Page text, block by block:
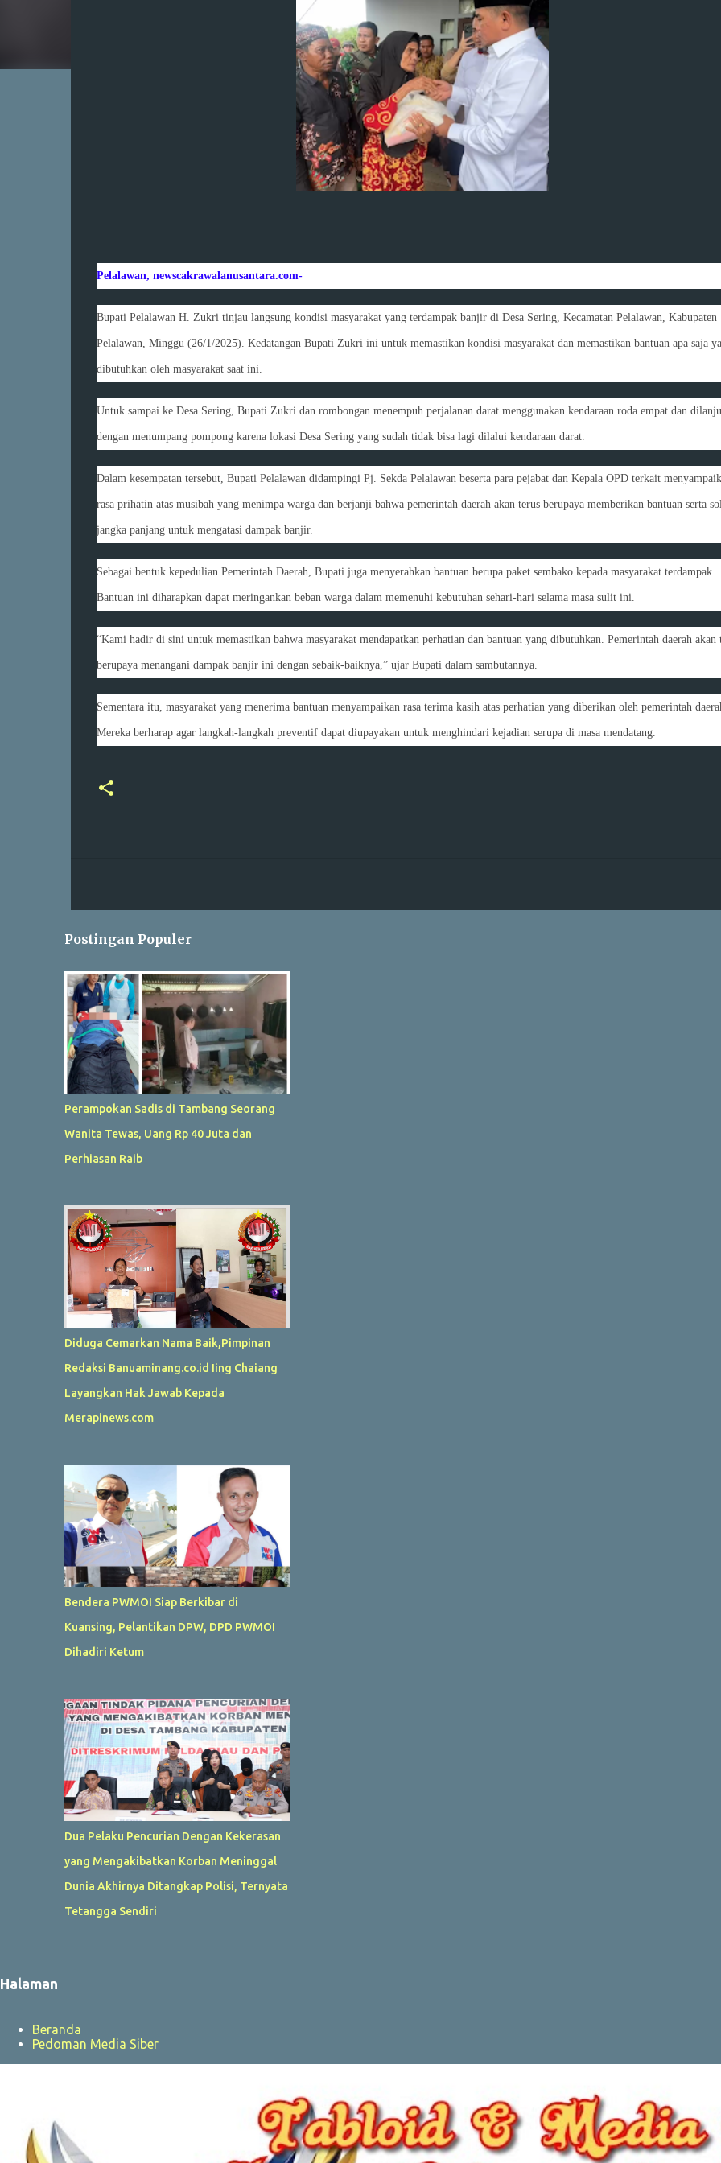
Pelalawan, newscakrawalanusantara.com-
Bupati Pelalawan H. Zukri tinjau langsung kondisi masyarakat yang terdampak banjir di Desa Sering, Kecamatan Pelalawan, Kabupaten
Pelalawan, Minggu (26/1/2025). Kedatangan Bupati Zukri ini untuk memastikan kondisi masyarakat dan memastikan bantuan apa saja
dibutuhkan oleh masyarakat saat ini.
Untuk sampai ke Desa Sering, Bupati Zukri dan rombongan menempuh perjalanan darat menggunakan kendaraan roda empat dan
dengan menumpang pompong karena lokasi Desa Sering yang sudah tidak bisa lagi dilalui kendaraan darat.
Dalam kesempatan tersebut, Bupati Pelalawan didampingi Pj. Sekda Pelalawan beserta para pejabat dan Kepala OPD terkait
rasa prihatin atas musibah yang menimpa warga dan berjanji bahwa pemerintah daerah akan terus berupaya memberikan bantuan serta
jangka panjang untuk mengatasi dampak banjir.
Sebagai bentuk kepedulian Pemerintah Daerah, Bupati juga menyerahkan bantuan berupa paket sembako kepada masyarakat terdampak.
Bantuan ini diharapkan dapat meringankan beban warga dalam memenuhi kebutuhan sehari-hari selama masa sulit ini.
“Kami hadir di sini untuk memastikan bahwa masyarakat mendapatkan perhatian dan bantuan yang dibutuhkan. Pemerintah daerah akan
berupaya menangani dampak banjir ini dengan sebaik-baiknya,” ujar Bupati dalam sambutannya.
Sementara itu, masyarakat yang menerima bantuan menyampaikan rasa terima kasih atas perhatian yang diberikan oleh pemerintah
Mereka berharap agar langkah-langkah preventif dapat diupayakan untuk menghindari kejadian serupa di masa mendatang.
Postingan Populer
Perampokan Sadis di Tambang Seorang
Wanita Tewas, Uang Rp 40 Juta dan
Perhiasan Raib
Diduga Cemarkan Nama Baik,Pimpinan
Redaksi Banuaminang.co.id Iing Chaiang
Layangkan Hak Jawab Kepada
Merapinews.com
Bendera PWMOI Siap Berkibar di
Kuansing, Pelantikan DPW, DPD PWMOI
Dihadiri Ketum
Dua Pelaku Pencurian Dengan Kekerasan
yang Mengakibatkan Korban Meninggal
Dunia Akhirnya Ditangkap Polisi, Ternyata
Tetangga Sendiri
Halaman
Beranda
Pedoman Media Siber